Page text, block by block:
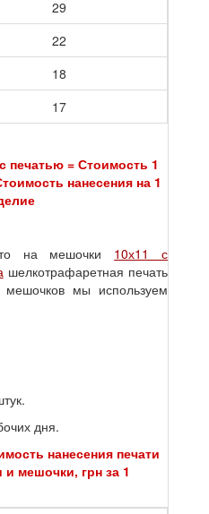
29
22
18
17
печатью = Стоимость 1
нанесения на 1
на мешочки 10х11 с
шелкотрафаретная печать
мы используем
дня.
печати
и мешочки, грн за 1